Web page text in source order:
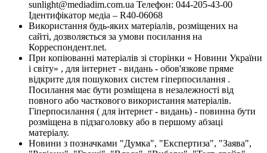
sunlight@mediadim.com.ua Телефон: 044-205-43-00
Ідентифікатор медіа – R40-06068
Використання будь-яких матеріалів, розміщених на
сайті, дозволяється за умови посилання на
Корреспондент.net.
При копіюванні матеріалів зі сторінки « Новини України
і світу» , для інтернет - видань - обов'язкове пряме
відкрите для пошукових систем гіперпосилання .
Посилання має бути розміщена в незалежності від
повного або часткового використання матеріалів.
Гіперпосилання ( для інтернет - видань) - повинна бути
розміщена в підзаголовку або в першому абзаці
матеріалу.
Новини з позначками "Думка", "Експертиза", "Заява",